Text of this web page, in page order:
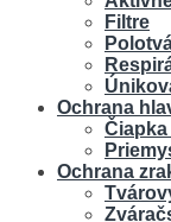
Filtre
Ochrana
Ochrana